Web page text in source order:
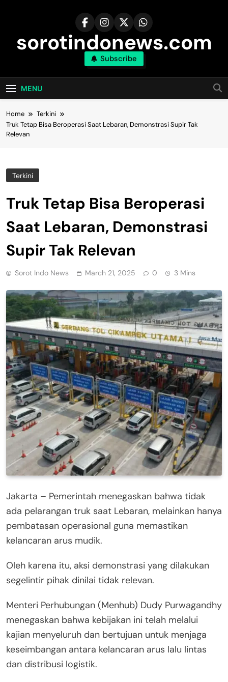
sorotindonews.com
Subscribe
MENU
Home
Terkini
Truk Tetap Bisa Beroperasi Saat Lebaran, Demonstrasi Supir Tak
Relevan
Terkini
Truk Tetap Bisa Beroperasi
Saat Lebaran, Demonstrasi
Supir Tak Relevan
Sorot Indo News March 21, 2025 0 3 Mins
Jakarta – Pemerintah menegaskan bahwa tidak
ada pelarangan truk saat Lebaran, melainkan hanya
pembatasan operasional guna memastikan
kelancaran arus mudik.
Oleh karena itu, aksi demonstrasi yang dilakukan
segelintir pihak dinilai tidak relevan.
Menteri Perhubungan (Menhub) Dudy Purwagandhy
menegaskan bahwa kebijakan ini telah melalui
kajian menyeluruh dan bertujuan untuk menjaga
keseimbangan antara kelancaran arus lalu lintas
dan distribusi logistik.